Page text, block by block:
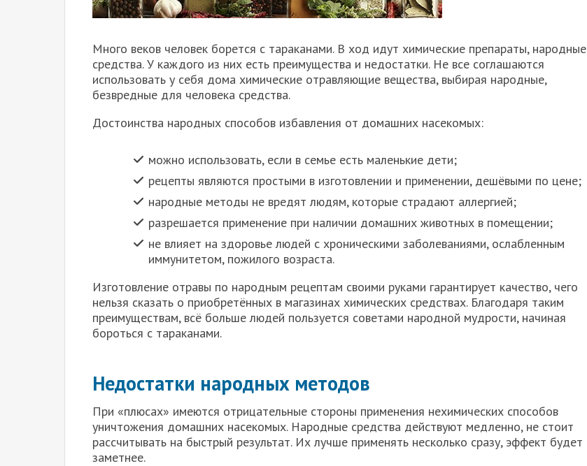
Много веков человек борется с тараканами. В ход идут химические препараты, народные
средства. У каждого из них есть преимущества и недостатки. Не все соглашаются
использовать у себя дома химические отравляющие вещества, выбирая народные,
безвредные для человека средства.
Достоинства народных способов избавления от домашних насекомых:
можно использовать, если в семье есть маленькие дети;
рецепты являются простыми в изготовлении и применении, дешёвыми по цене;
народные методы не вредят людям, которые страдают аллергией;
разрешается применение при наличии домашних животных в помещении;
не влияет на здоровье людей с хроническими заболеваниями, ослабленным
иммунитетом, пожилого возраста.
Изготовление отравы по народным рецептам своими руками гарантирует качество, чего
нельзя сказать о приобретённых в магазинах химических средствах. Благодаря таким
преимуществам, всё больше людей пользуется советами народной мудрости, начиная
бороться с тараканами.
Недостатки народных методов
При «плюсах» имеются отрицательные стороны применения нехимических способов
уничтожения домашних насекомых. Народные средства действуют медленно, не стоит
рассчитывать на быстрый результат. Их лучше применять несколько сразу, эффект будет
заметнее.